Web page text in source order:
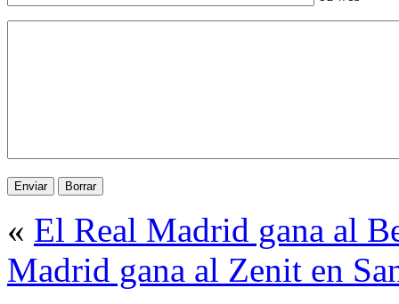
« El Real Madrid gana al
Madrid gana al Zenit en